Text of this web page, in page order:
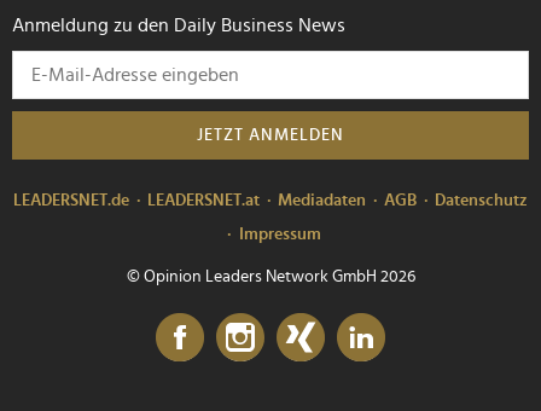
Anmeldung zu den Daily Business News
JETZT ANMELDEN
LEADERSNET.de LEADERSNET.at Mediadaten AGB
Datenschutz
Impressum
© Opinion Leaders Network GmbH 2026